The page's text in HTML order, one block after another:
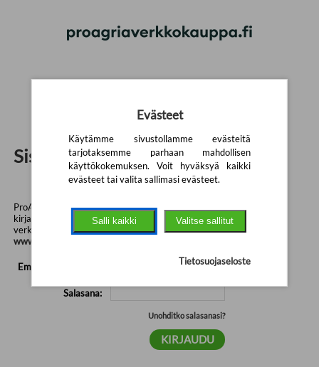
Sisäänkirjautuminen
ProAgrian sisäisen verkkokaupan käyttäminen vaatii
kirjautumisen. Kuluttaja- ja yritysasiakkaiden
verkkokauppamme löytyy osoitteesta
www.proagriaverkkokauppa.fi
Email tai asiakasnro:
Salasana:
Unohditko salasanasi?
Evästeet
Käytämme sivustollamme evästeitä
tarjotaksemme parhaan mahdollisen
käyttökokemuksen. Voit hyväksyä kaikki
evästeet tai valita sallimasi evästeet.
Salli kaikki Valitse sallitut
Tietosuojaseloste